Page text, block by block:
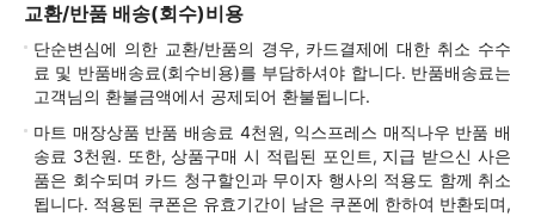
교환/반품 배송(회수)비용
단순변심에 의한 교환/반품의 경우, 카드결제에 대한 취소 수수
료 및 반품배송료(회수비용)를 부담하셔야 합니다. 반품배송료는
고객님의 환불금액에서 공제되어 환불됩니다.
마트 매장상품 반품 배송료 4천원, 익스프레스 매직나우 반품 배
송료 3천원. 또한, 상품구매 시 적립된 포인트, 지급 받으신 사은
품은 회수되며 카드 청구할인과 무이자 행사의 적용도 함께 취소
됩니다. 적용된 쿠폰은 유효기간이 남은 쿠폰에 한하여 반환되며,